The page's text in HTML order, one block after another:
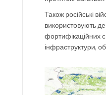
Також російські
використовують
фортифікаційних
інфраструктури,